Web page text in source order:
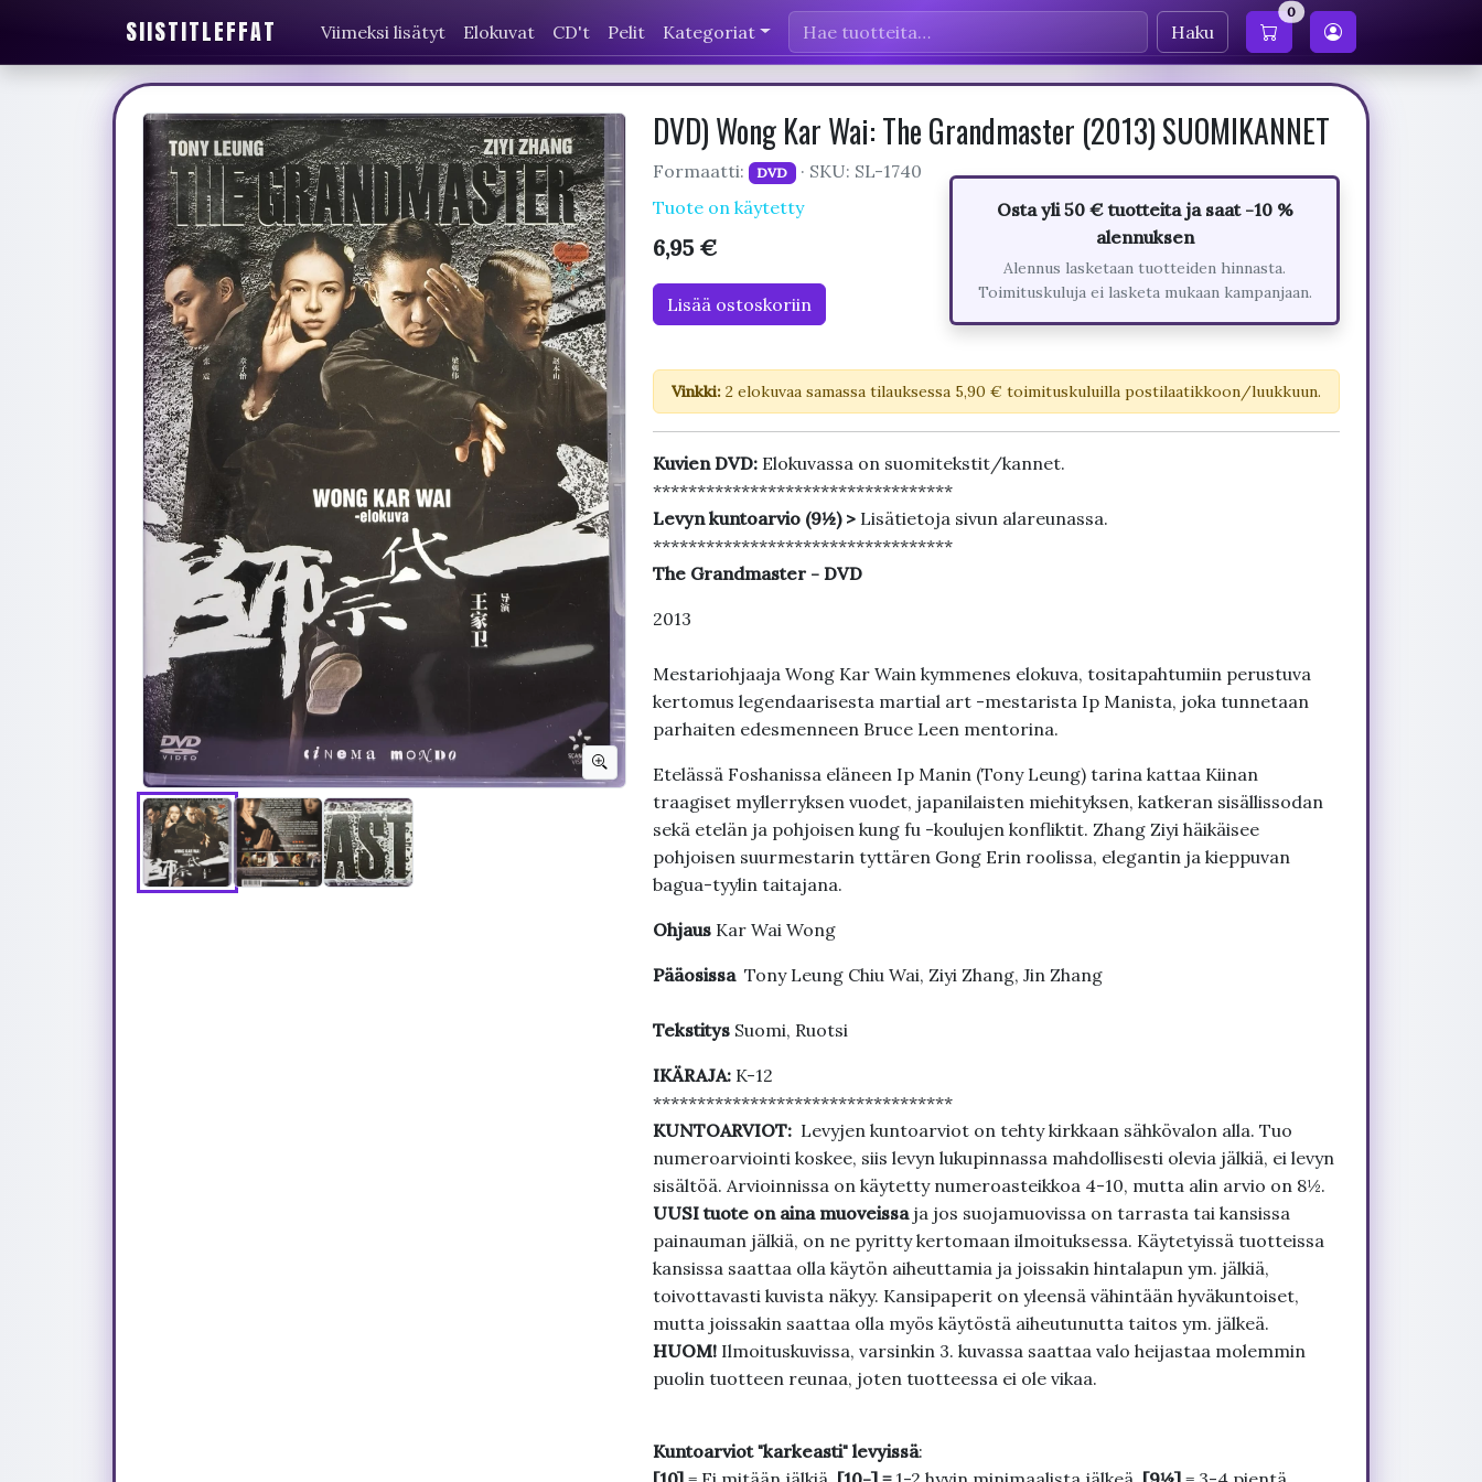
SIISTITLEFFAT Viimeksi lisätyt Elokuvat CD't Pelit Kategoriat Haku
0
DVD) Wong Kar Wai: The Grandmaster (2013) SUOMIKANNET
Formaatti: DVD
· SKU: SL-1740
Tuote on käytetty
6,95 €
Lisää ostoskoriin
Osta yli 50 € tuotteita ja saat -10 %
alennuksen
Alennus lasketaan tuotteiden hinnasta.
Toimituskuluja ei lasketa mukaan kampanjaan.
Vinkki:2 elokuvaa samassa tilauksessa 5,90 € toimituskuluilla postilaatikkoon/luukkuun.
Kuvien DVD: Elokuvassa on suomitekstit/kannet.
**********************************
Levyn kuntoarvio (9½) > Lisätietoja sivun alareunassa.
**********************************
The Grandmaster - DVD
2013
Mestariohjaaja Wong Kar Wain kymmenes elokuva, tositapahtumiin perustuva
kertomus legendaarisesta martial art -mestarista Ip Manista, joka tunnetaan
parhaiten edesmenneen Bruce Leen mentorina.
Etelässä Foshanissa eläneen Ip Manin (Tony Leung) tarina kattaa Kiinan
traagiset myllerryksen vuodet, japanilaisten miehityksen, katkeran sisällissodan
sekä etelän ja pohjoisen kung fu -koulujen konfliktit. Zhang Ziyi häikäisee
pohjoisen suurmestarin tyttären Gong Erin roolissa, elegantin ja kieppuvan
bagua-tyylin taitajana.
Ohjaus Kar Wai Wong
Pääosissa Tony Leung Chiu Wai, Ziyi Zhang, Jin Zhang
TekstitysSuomi, Ruotsi
IKÄRAJA: K-12
**********************************
KUNTOARVIOT: Levyjen kuntoarviot on tehty kirkkaan sähkövalon alla. Tuo
numeroarviointi koskee, siis levyn lukupinnassa mahdollisesti olevia jälkiä, ei levyn
sisältöä. Arvioinnissa on käytetty numeroasteikkoa 4-10, mutta alin arvio on 8½.
UUSI tuote on aina muoveissa ja jos suojamuovissa on tarrasta tai kansissa
painauman jälkiä, on ne pyritty kertomaan ilmoituksessa. Käytetyissä tuotteissa
kansissa saattaa olla käytön aiheuttamia ja joissakin hintalapun ym. jälkiä,
toivottavasti kuvista näkyy. Kansipaperit on yleensä vähintään hyväkuntoiset,
mutta joissakin saattaa olla myös käytöstä aiheutunutta taitos ym. jälkeä.
HUOM!Ilmoituskuvissa, varsinkin 3. kuvassa saattaa valo heijastaa molemmin
puolin tuotteen reunaa, joten tuotteessa ei ole vikaa.
Kuntoarviot "karkeasti" levyissä: